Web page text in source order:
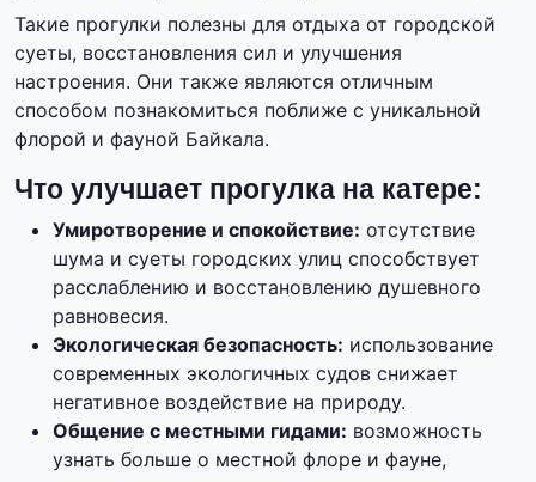
Такие прогулки полезны для отдыха от городской
суеты, восстановления сил и улучшения
настроения. Они также являются отличным
способом познакомиться поближе с уникальной
флорой и фауной Байкала.
Что улучшает прогулка на катере:
Умиротворение и спокойствие: отсутствие
шума и суеты городских улиц способствует
расслаблению и восстановлению душевного
равновесия.
Экологическая безопасность: использование
современных экологичных судов снижает
негативное воздействие на природу.
Общение с местными гидами: возможность
узнать больше о местной флоре и фауне,